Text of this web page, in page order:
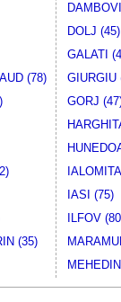
(78)
(35)
DOLJ (45)
GALATI
GIURGIU
GORJ
IASI (75)
ILFOV